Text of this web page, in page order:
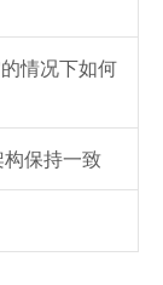
情况下如何
保持一致